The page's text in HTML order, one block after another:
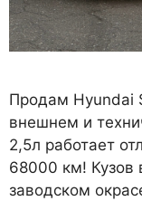
Продам Hyundai
внешнем и
2,5л работает
68000 км! Кузов
заводском